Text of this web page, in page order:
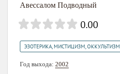
Авессалом Подводный
0.00
ЭЗОТЕРИКА, МИСТИЦИЗМ, ОККУЛЬТИЗМ
Год выхода: 2002